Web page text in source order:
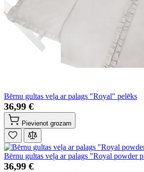
Bērnu gultas veļa ar palags "Royal" pelēks
36,99 €
Pievienot grozam
Bērnu gultas veļa ar palags "Royal powder
36,99 €